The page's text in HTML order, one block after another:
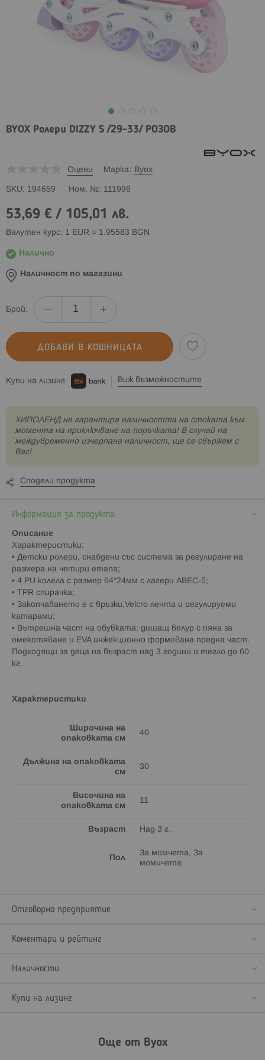
BYOX Ролери DIZZY S /29-33/ РОЗОВ
Оцени Марка Byox
SKU 194659 Ном. № 111996
53,69 € / 105,01 лв.
Валутен курс: 1 EUR = 1.95583 BGN
Налично
Наличност по магазини
Брой:
ДОБАВИ В КОШНИЦАТА
Купи на лизинг Виж възможностите
XИПОЛЕНД не гарантира наличността на стоката към
момента на приключване на поръчката! В случай на
междувременно изчерпана наличност, ще се свържем с
Вас!
Сподели продукта
Информация за продукта
Описание
Характеристики:
• Детски ролери, снабдени със система за регулиране на
размера на четири етапа;
• 4 PU колела с размер 64*24мм с лагери ABEC-5;
• TPR спирачка;
• Закопчаването е с връзки,Velcro лента и регулируеми
катарами;
• Вътрешна част на обувката: дишащ велур с пяна за
омекотяване и EVA инжекционно формована предна част.
Подходящи за деца на възраст над 3 години и тегло до 60
кг.
Характеристики
Широчина на
опаковката см
40
Дължина на опаковката
см
30
Височина на
опаковката см
11
Възраст Над 3 г.
Пол
За момчета, За
момичета
Отговорно предприятие
Коментари и рейтинг
Наличности
Купи на лизинг
Още от Byox